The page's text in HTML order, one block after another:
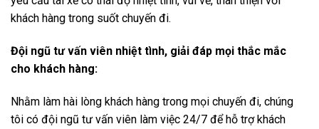
khách hàng trong suốt chuyến đi.
Đội ngũ tư vấn viên nhiệt tình, giải đáp mọi thắc mắc
cho khách hàng:
Nhằm làm hài lòng khách hàng trong mọi chuyến đi, chúng
tôi có đội ngũ tư vấn viên làm việc 24/7 để hỗ trợ khách